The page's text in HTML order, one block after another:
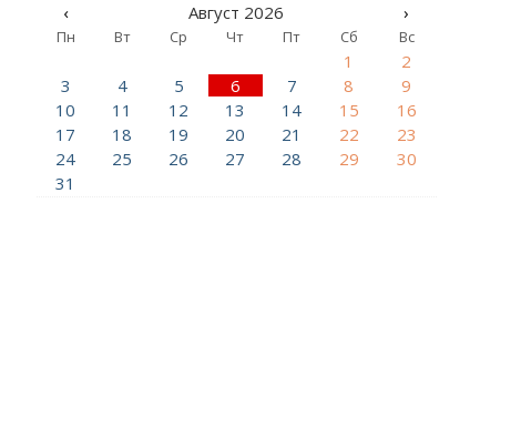
‹ Август 2026 ›
Пн Вт Ср Чт Пт Сб Вс
1
2
3
4 5 6 7 8
9
10
11 12 13 14 15
16
17
18 19 20 21 22
23
24
25 26 27 28 29
30
31